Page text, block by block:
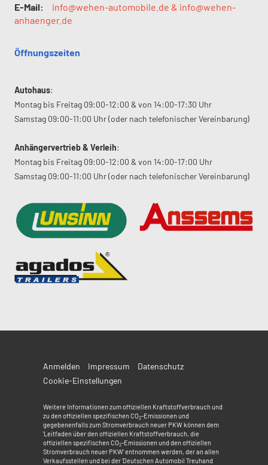
E-Mail:
info@wehen-automobile.de & info@wehen-
anhaenger.de
Öffnungszeiten
Autohaus:
Montag bis Freitag 09:00-12:00 & von 14:00-17:30 Uhr
Samstag 09:00-11:00 Uhr (oder nach telefonischer Vereinbarung)
Anhängervertrieb & Verleih:
Montag bis Freitag 09:00-12:00 & von 14:00-17:00 Uhr
Samstag 09:00-11:00 Uhr (oder nach telefonischer Vereinbarung)
Anmelden Impressum
Datenschutz
Cookie-Einstellungen
Weitere Informationen zum offiziellen Kraftstoffverbrauch und
zu den offiziellen spezifischen CO2-Emissionen und
gegebenenfalls zum Stromverbrauch neuer PKW können dem
'Leitfaden über den offiziellen Kraftstoffverbrauch, die
offiziellen spezifischen CO2-Emissionen und den offiziellen
Stromverbrauch neuer PKW' entnommen werden, der an allen
Verkaufsstellen und bei der 'Deutschen Automobil Treuhand